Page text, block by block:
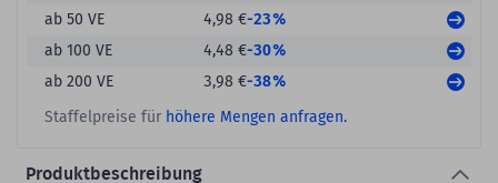
ab 50 VE
4,98 €-23%
ab 100 VE
4,48 €-30%
ab 200 VE
3,98 €-38%
Staffelpreise für höhere Mengen anfragen.
Produktbeschreibung